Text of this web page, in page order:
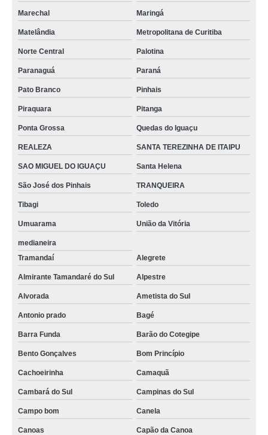
Marechal Maringá
Matelândia Metropolitana de Curitiba
Norte Central Palotina
Paranaguá Paraná
Pato Branco Pinhais
Piraquara Pitanga
Ponta Grossa Quedas do Iguaçu
REALEZA SANTA TEREZINHA DE ITAIPU
SAO MIGUEL DO IGUAÇU Santa Helena
São José dos Pinhais TRANQUEIRA
Tibagi Toledo
Umuarama União da Vitória
medianeira
Tramandaí
Alegrete
Almirante Tamandaré do Sul Alpestre
Alvorada Ametista do Sul
Antonio prado Bagé
Barra Funda Barão do Cotegipe
Bento Gonçalves Bom Princípio
Cachoeirinha Camaquã
Cambará do Sul Campinas do Sul
Campo bom Canela
Canoas Capão da Canoa